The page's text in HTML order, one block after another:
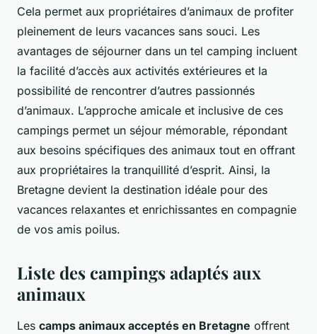
Cela permet aux propriétaires d’animaux de profiter
pleinement de leurs vacances sans souci. Les
avantages de séjourner dans un tel camping incluent
la facilité d’accès aux activités extérieures et la
possibilité de rencontrer d’autres passionnés
d’animaux. L’approche amicale et inclusive de ces
campings permet un séjour mémorable, répondant
aux besoins spécifiques des animaux tout en offrant
aux propriétaires la tranquillité d’esprit. Ainsi, la
Bretagne devient la destination idéale pour des
vacances relaxantes et enrichissantes en compagnie
de vos amis poilus.
Liste des campings adaptés aux
animaux
Les camps animaux acceptés en Bretagne offrent